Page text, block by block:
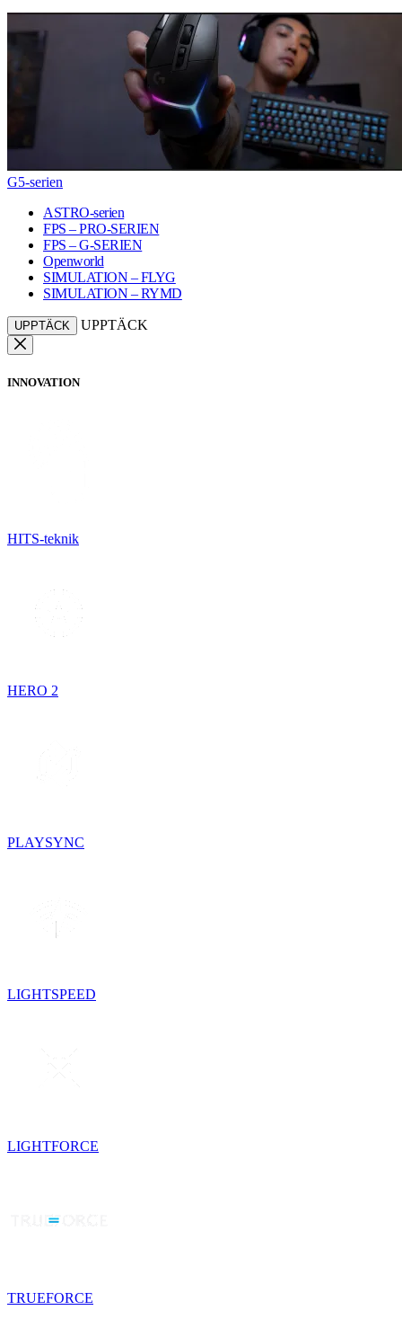
G5-serien
ASTRO-serien
FPS – PRO-SERIEN
FPS – G-SERIEN
Openworld
SIMULATION – FLYG
SIMULATION – RYMD
UPPTÄCK UPPTÄCK
INNOVATION
HITS-teknik
HERO 2
PLAYSYNC
LIGHTSPEED
LIGHTFORCE
TRUEFORCE